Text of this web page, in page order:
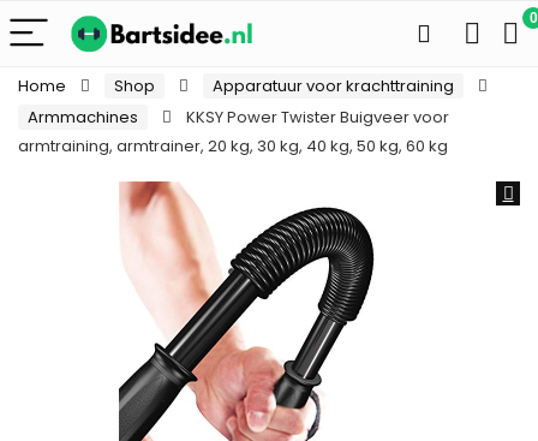
0
Home Shop
Apparatuur voor krachttraining
Armmachines
KKSY Power Twister Buigveer voor
armtraining, armtrainer, 20 kg, 30 kg, 40 kg, 50 kg, 60 kg